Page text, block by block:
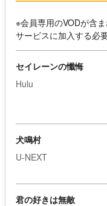
※会員専用のVODが含
サービスに加入する必
セイレーンの懺悔
Hulu
犬鳴村
U-NEXT
君の好きは無敵